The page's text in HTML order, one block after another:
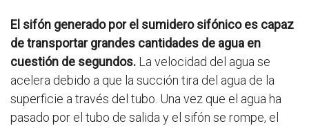
El sifón generado por el sumidero sifónico es capaz
de transportar grandes cantidades de agua en
cuestión de segundos. La velocidad del agua se
acelera debido a que la succión tira del agua de la
superficie a través del tubo. Una vez que el agua ha
pasado por el tubo de salida y el sifón se rompe, el